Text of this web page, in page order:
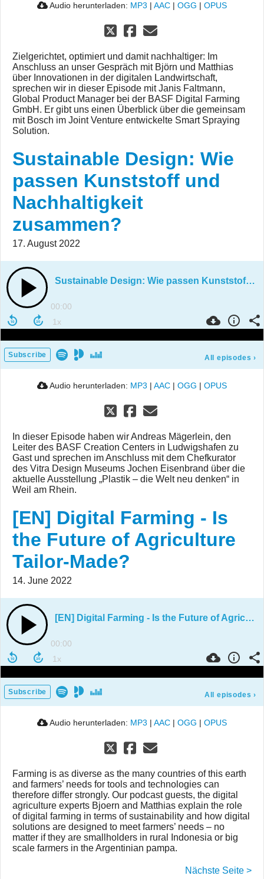
Audio herunterladen: MP3 | AAC | OGG | OPUS
Zielgerichtet, optimiert und damit nachhaltiger: Im
Anschluss an unser Gespräch mit Björn und Matthias
über Innovationen in der digitalen Landwirtschaft,
sprechen wir in dieser Episode mit Janis Faltmann,
Global Product Manager bei der BASF Digital Farming
GmbH. Er gibt uns einen Überblick über die gemeinsam
mit Bosch im Joint Venture entwickelte Smart Spraying
Solution.
Sustainable Design: Wie
passen Kunststoff und
Nachhaltigkeit
zusammen?
17. August 2022
Sustainable Design: Wie passen Kunststoff und Nachhaltigkeit zusammen?
00:00
Subscribe All episodes ›
Audio herunterladen: MP3 | AAC | OGG | OPUS
In dieser Episode haben wir Andreas Mägerlein, den
Leiter des BASF Creation Centers in Ludwigshafen zu
Gast und sprechen im Anschluss mit dem Chefkurator
des Vitra Design Museums Jochen Eisenbrand über die
aktuelle Ausstellung „Plastik – die Welt neu denken“ in
Weil am Rhein.
[EN] Digital Farming - Is
the Future of Agriculture
Tailor-Made?
14. June 2022
[EN] Digital Farming - Is the Future of Agriculture Tailor-Made?
00:00
Subscribe All episodes ›
Audio herunterladen: MP3 | AAC | OGG | OPUS
Farming is as diverse as the many countries of this earth
and farmers’ needs for tools and technologies can
therefore differ strongly. Our podcast guests, the digital
agriculture experts Bjoern and Matthias explain the role
of digital farming in terms of sustainability and how digital
solutions are designed to meet farmers’ needs – no
matter if they are smallholders in rural Indonesia or big
scale farmers in the Argentinian pampa.
Nächste Seite >